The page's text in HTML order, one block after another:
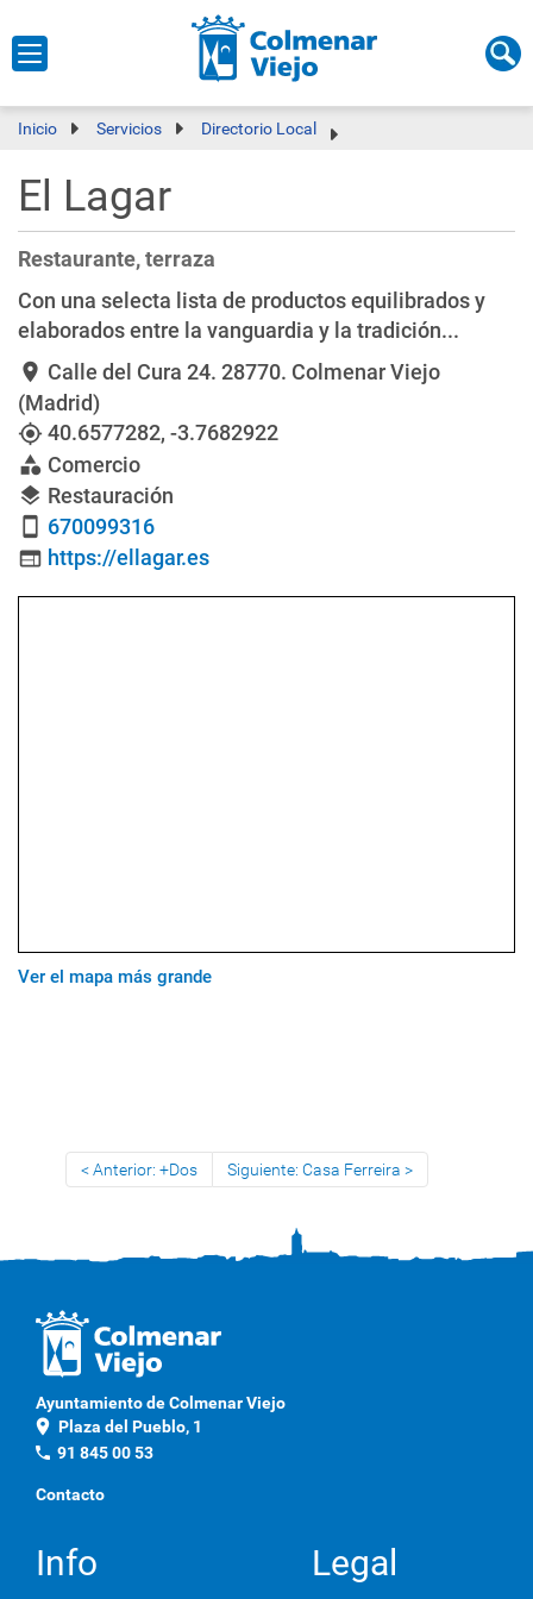
Inicio Servicios Directorio Local
El Lagar
Restaurante, terraza
Con una selecta lista de productos equilibrados y
elaborados entre la vanguardia y la tradición...
Ver el mapa más grande
location_on Calle del Cura 24. 28770. Colmenar Viejo
(Madrid)
my_location40.6577282, -3.7682922
category Comercio
layers Restauración
smartphone 670099316
web https://ellagar.es
Anterior: +Dos Siguiente: Casa Ferreira
Ayuntamiento de Colmenar Viejo
location_on Plaza del Pueblo, 1
phone 91 845 00 53
Contacto
Info Legal